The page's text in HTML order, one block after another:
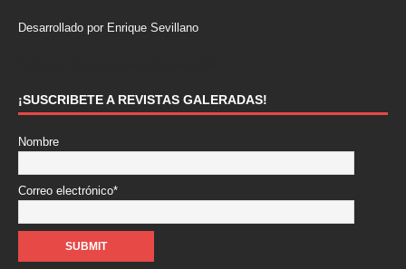
Desarrollado por Enrique Sevillano
¡SUSCRIBETE A REVISTAS GALERADAS!
Nombre
Correo electrónico*